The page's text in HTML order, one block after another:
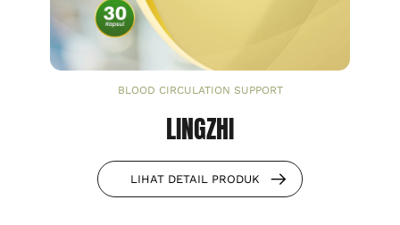
BLOOD CIRCULATION SUPPORT
LINGZHI
LIHAT DETAIL PRODUK